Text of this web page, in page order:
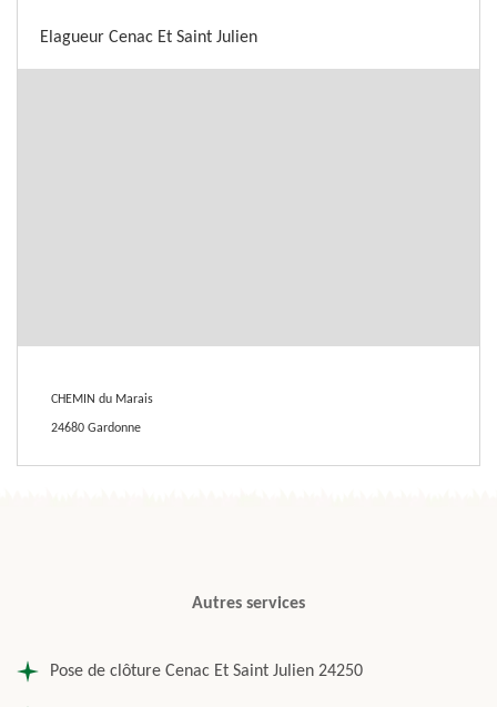
Elagueur Cenac Et Saint Julien
CHEMIN du Marais
24680 Gardonne
Autres services
Pose de clôture Cenac Et Saint Julien 24250